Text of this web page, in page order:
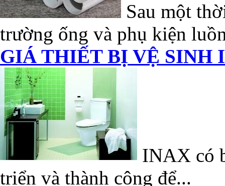
Sau một
trường ống và phụ kiện
GIÁ THIẾT BỊ VỆ SINH
INAX có
triển và thành công để...